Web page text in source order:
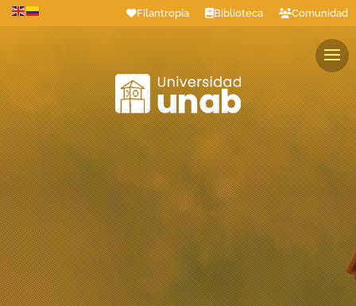
Filantropía Biblioteca Comunidad
Estudiantes Profesores Colaboradores Graduados